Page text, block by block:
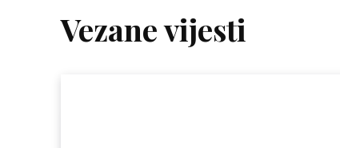
Vezane vijesti